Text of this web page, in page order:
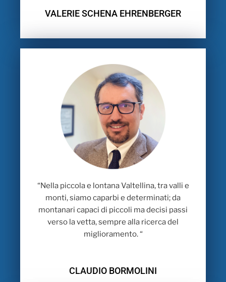
VALERIE SCHENA EHRENBERGER
“Nella piccola e lontana Valtellina, tra valli e
monti, siamo caparbi e determinati;da
montanari capaci di piccoli ma decisi passi
verso la vetta, sempre alla ricerca del
miglioramento.“
CLAUDIO BORMOLINI